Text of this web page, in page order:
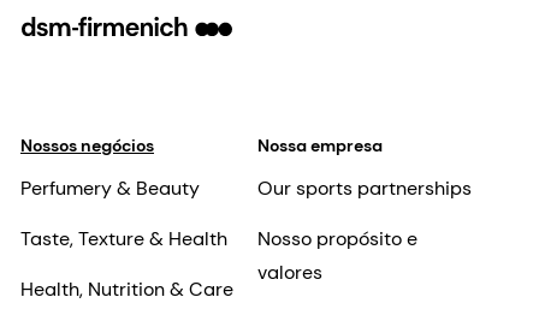
Nossos negócios
Perfumery & Beauty
Taste, Texture & Health
Health, Nutrition & Care
Nossa empresa
Our sports partnerships
Nosso propósito e
valores